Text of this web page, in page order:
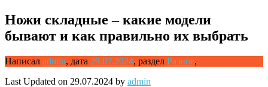
Ножи складные – какие модели
бывают и как правильно их выбрать
Написал admin, дата 29.07.2024, раздел Разное,
Last Updated on 29.07.2024 by admin